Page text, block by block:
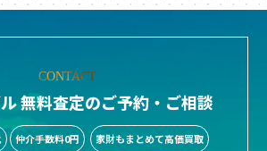
CONTACT
無料査定のご予約・ご相談
仲介手数料0円 家財もまとめて高価買取